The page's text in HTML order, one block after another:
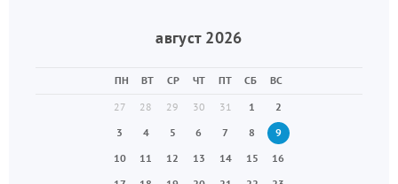
август 2026
ПН ВТ СР ЧТ ПТ СБ
ВС
27
28 29 30 31 1
2
3
4 5 6 7 8
9
10
11 12 13 14 15
16